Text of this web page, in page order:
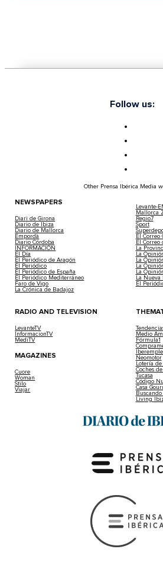
Follow us:
Other Prensa Ibérica Media
NEWSPAPERS
Diari de Girona
Diario de Ibiza
Diario de Mallorca
Empordà
Diario Córdoba
INFORMACIÓN
El Día
El Periódico de Aragón
El Periódico
El Periódico de España
El Periódico Mediterráneo
Faro de Vigo
La Crónica de Badajoz
Levante-
Mallorca
Regio7
Sport
El Correo
El Correo
La
La
La
La
La
La Nueva
El
RADIO AND TELEVISION
LevanteTV
InformacionTV
MediTV
MAGAZINES
Cuore
Woman
Stilo
Viajar
Medio
Fórmula1
Neomotor
Lotería
Coches
Tucasa
Código
Casa
Buscando
Living